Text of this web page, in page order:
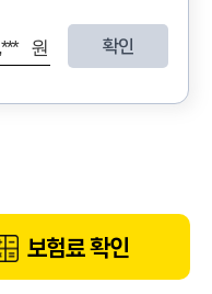
원 확인
보험료 확인